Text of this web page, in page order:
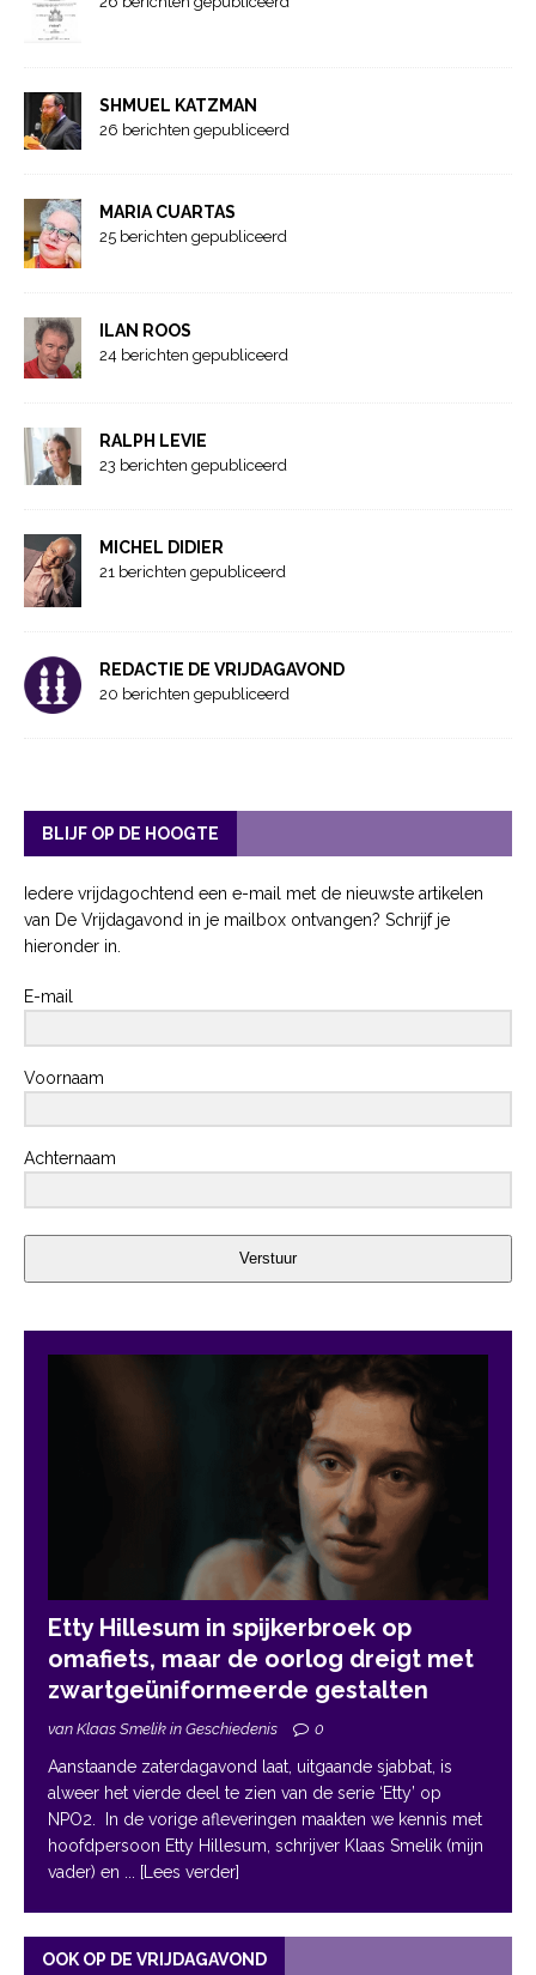
SHMUEL KATZMAN
26 berichten gepubliceerd
MARIA CUARTAS
25 berichten gepubliceerd
ILAN ROOS
24 berichten gepubliceerd
RALPH LEVIE
23 berichten gepubliceerd
MICHEL DIDIER
21 berichten gepubliceerd
REDACTIE DE VRIJDAGAVOND
20 berichten gepubliceerd
BLIJF OP DE HOOGTE
Iedere vrijdagochtend een e-mail met de nieuwste artikelen
van De Vrijdagavond in je mailbox ontvangen? Schrijf je
hieronder in.
E-mail
Voornaam
Achternaam
Verstuur
Etty Hillesum in spijkerbroek op
omafiets, maar de oorlog dreigt met
zwartgeüniformeerde gestalten
van Klaas Smelik in Geschiedenis 0
Aanstaande zaterdagavond laat, uitgaande sjabbat, is
alweer het vierde deel te zien van de serie ‘Etty’ op
NPO2. In de vorige afleveringen maakten we kennis met
hoofdpersoon Etty Hillesum, schrijver Klaas Smelik (mijn
vader) en
... [Lees verder]
OOK OP DE VRIJDAGAVOND